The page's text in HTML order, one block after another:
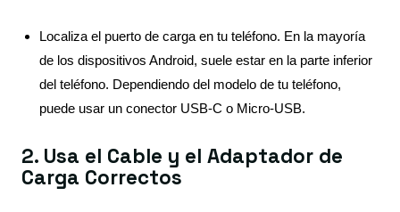
Localiza el puerto de carga en tu teléfono. En la mayoría
de los dispositivos Android, suele estar en la parte inferior
del teléfono. Dependiendo del modelo de tu teléfono,
puede usar un conector USB-C o Micro-USB.
2. Usa el Cable y el Adaptador de
Carga Correctos